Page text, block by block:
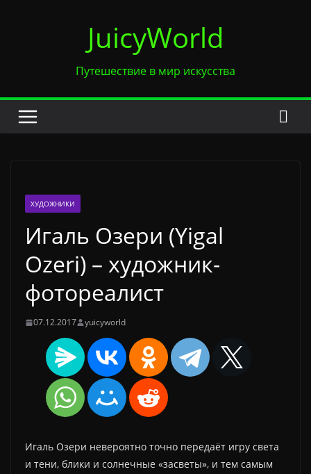
JuicyWorld
Путешествие в мир искусства
ХУДОЖНИКИ
Игаль Озери (Yigal
Ozeri) – художник-
фотореалист
07.12.2017 yuicyworld
Игаль Озери невероятно точно передаёт игру света
и тени, блики и солнечные «засветы», и тем самым